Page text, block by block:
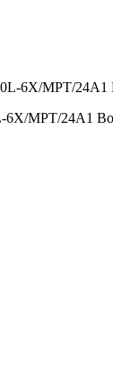
MPT/24A1